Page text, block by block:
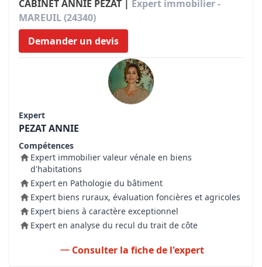
CABINET ANNIE PEZAT |
Expert immobilier -
MAREUIL (24340)
Demander un devis
Expert
PEZAT ANNIE
Compétences
Expert immobilier valeur vénale en biens
d'habitations
Expert en Pathologie du bâtiment
Expert biens ruraux, évaluation foncières et agricoles
Expert biens à caractère exceptionnel
Expert en analyse du recul du trait de côte
Consulter la fiche de l'expert